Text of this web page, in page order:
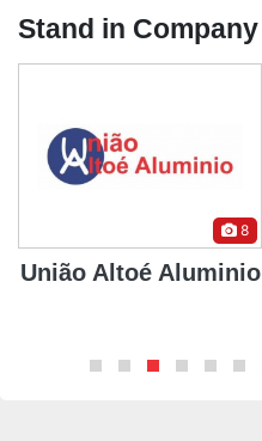
Stand in Company
8
União Altoé Aluminio